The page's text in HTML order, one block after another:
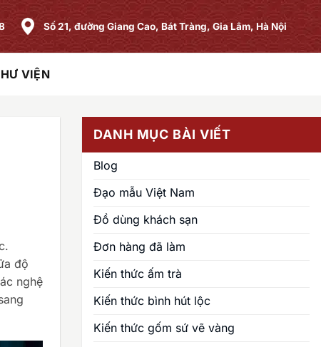
Số 21, đường Giang Cao, Bát Tràng, Gia Lâm, Hà Nội
VIỆN
độ
nghệ
DANH MỤC BÀI VIẾT
Blog
Đạo mẫu Việt Nam
Đồ dùng khách sạn
Đơn hàng đã làm
Kiến thức ấm trà
Kiến thức bình hút lộc
Kiến thức gốm sứ vẽ vàng